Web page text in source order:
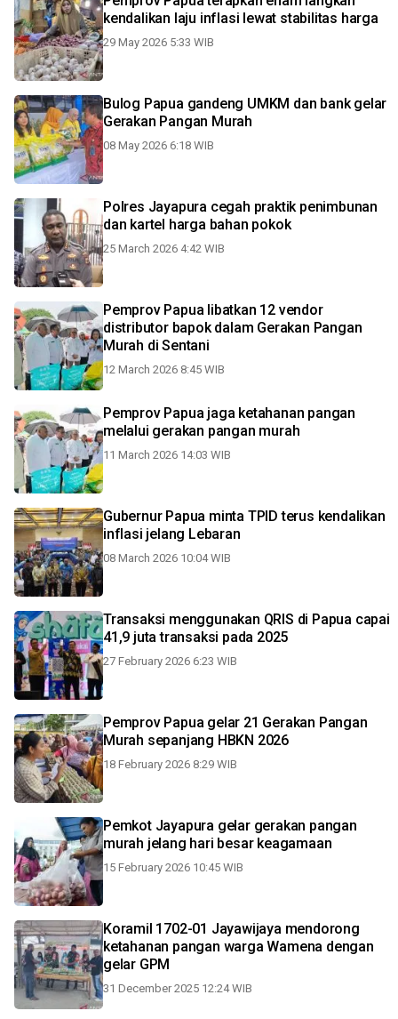
kendalikan laju inflasi lewat stabilitas harga
29 May 2026 5:33 WIB
Bulog Papua gandeng UMKM dan bank gelar
Gerakan Pangan Murah
08 May 2026 6:18 WIB
Polres Jayapura cegah praktik penimbunan
dan kartel harga bahan pokok
25 March 2026 4:42 WIB
Pemprov Papua libatkan 12 vendor
distributor bapok dalam Gerakan Pangan
Murah di Sentani
12 March 2026 8:45 WIB
Pemprov Papua jaga ketahanan pangan
melalui gerakan pangan murah
11 March 2026 14:03 WIB
Gubernur Papua minta TPID terus kendalikan
inflasi jelang Lebaran
08 March 2026 10:04 WIB
Transaksi menggunakan QRIS di Papua capai
41,9 juta transaksi pada 2025
27 February 2026 6:23 WIB
Pemprov Papua gelar 21 Gerakan Pangan
Murah sepanjang HBKN 2026
18 February 2026 8:29 WIB
Pemkot Jayapura gelar gerakan pangan
murah jelang hari besar keagamaan
15 February 2026 10:45 WIB
Koramil 1702-01 Jayawijaya mendorong
ketahanan pangan warga Wamena dengan
gelar GPM
31 December 2025 12:24 WIB